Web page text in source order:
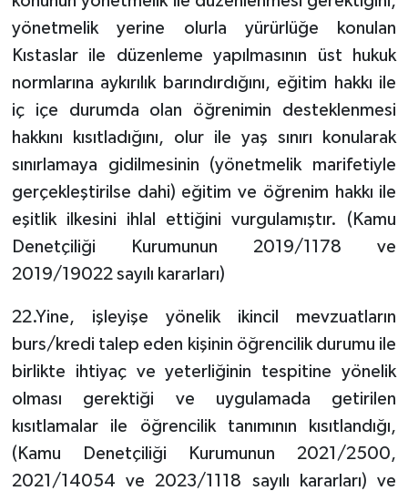
yönetmelik yerine olurla yürürlüğe konulan
Kıstaslar ile düzenleme yapılmasının üst hukuk
normlarına aykırılık barındırdığını, eğitim hakkı ile
iç içe durumda olan öğrenimin desteklenmesi
hakkını kısıtladığını, olur ile yaş sınırı konularak
sınırlamaya gidilmesinin (yönetmelik marifetiyle
gerçekleştirilse dahi) eğitim ve öğrenim hakkı ile
eşitlik ilkesini ihlal ettiğini vurgulamıştır. (Kamu
Denetçiliği Kurumunun 2019/1178 ve
2019/19022 sayılı kararları)
22.Yine, işleyişe yönelik ikincil mevzuatların
burs/kredi talep eden kişinin öğrencilik durumu ile
birlikte ihtiyaç ve yeterliğinin tespitine yönelik
olması gerektiği ve uygulamada getirilen
kısıtlamalar ile öğrencilik tanımının kısıtlandığı,
(Kamu Denetçiliği Kurumunun 2021/2500,
2021/14054 ve 2023/1118 sayılı kararları) ve